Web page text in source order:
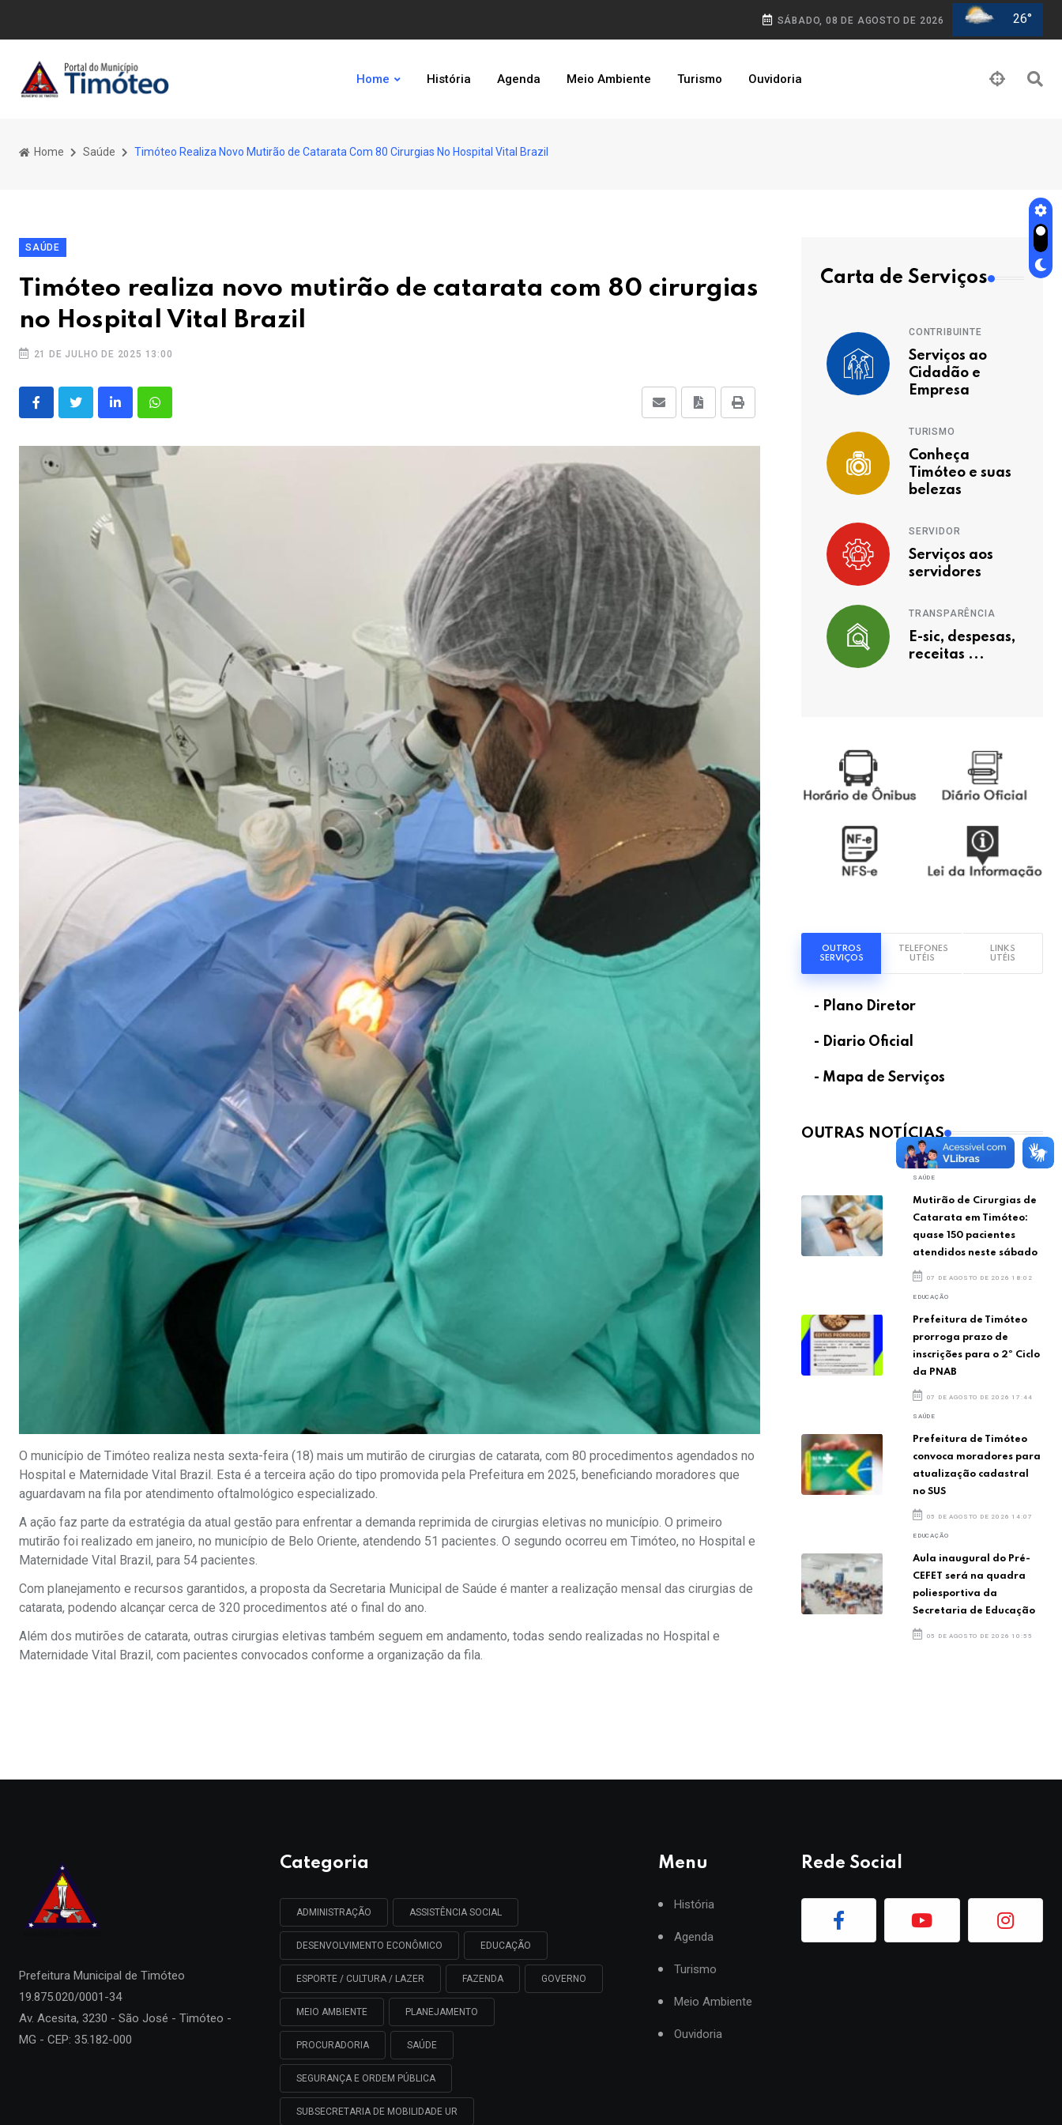
SÁBADO, 08 DE AGOSTO DE 2026 26°
Home História Agenda Meio Ambiente Turismo Ouvidoria
Home Saúde Timóteo Realiza Novo Mutirão de Catarata Com 80 Cirurgias No Hospital Vital Brazil
SAÚDE
Timóteo realiza novo mutirão de catarata com 80 cirurgias
no Hospital Vital Brazil
21 DE JULHO DE 2025 13:00
O município de Timóteo realiza nesta sexta-feira (18) mais um mutirão de cirurgias de catarata, com 80 procedimentos agendados no
Hospital e Maternidade Vital Brazil. Esta é a terceira ação do tipo promovida pela Prefeitura em 2025, beneficiando moradores que
aguardavam na fila por atendimento oftalmológico especializado.
A ação faz parte da estratégia da atual gestão para enfrentar a demanda reprimida de cirurgias eletivas no município. O primeiro
mutirão foi realizado em janeiro, no município de Belo Oriente, atendendo 51 pacientes. O segundo ocorreu em Timóteo, no Hospital e
Maternidade Vital Brazil, para 54 pacientes.
Com planejamento e recursos garantidos, a proposta da Secretaria Municipal de Saúde é manter a realização mensal das cirurgias de
catarata, podendo alcançar cerca de 320 procedimentos até o final do ano.
Além dos mutirões de catarata, outras cirurgias eletivas também seguem em andamento, todas sendo realizadas no Hospital e
Maternidade Vital Brazil, com pacientes convocados conforme a organização da fila.
Carta de Serviços
CONTRIBUINTE
Serviços ao
Cidadão e
Empresa
TURISMO
Conheça
Timóteo e suas
belezas
SERVIDOR
Serviços aos
servidores
TRANSPARÊNCIA
E-sic, despesas,
receitas ...
OUTROS
SERVIÇOS
TELEFONES
UTÉIS
LINKS
UTÉIS
- Plano Diretor
- Diario Oficial
- Mapa de Serviços
OUTRAS NOTÍCIAS
SAÚDE
Mutirão de Cirurgias de
Catarata em Timóteo:
quase 150 pacientes
atendidos neste sábado
07 DE AGOSTO DE 2026 18:02
EDUCAÇÃO
Prefeitura de Timóteo
prorroga prazo de
inscrições para o 2º Ciclo
da PNAB
07 DE AGOSTO DE 2026 17:44
SAÚDE
Prefeitura de Timóteo
convoca moradores para
atualização cadastral
no SUS
05 DE AGOSTO DE 2026 14:07
EDUCAÇÃO
Aula inaugural do Pré-
CEFET será na quadra
poliesportiva da
Secretaria de Educação
05 DE AGOSTO DE 2026 10:55
Prefeitura Municipal de Timóteo
19.875.020/0001-34
Av. Acesita, 3230 - São José - Timóteo -
MG - CEP: 35.182-000
Categoria
ADMINISTRAÇÃO ASSISTÊNCIA SOCIAL
DESENVOLVIMENTO ECONÔMICO EDUCAÇÃO
ESPORTE / CULTURA / LAZER FAZENDA GOVERNO
MEIO AMBIENTE PLANEJAMENTO
PROCURADORIA SAÚDE
SEGURANÇA E ORDEM PÚBLICA
SUBSECRETARIA DE MOBILIDADE UR
Menu
História
Agenda
Turismo
Meio Ambiente
Ouvidoria
Rede Social